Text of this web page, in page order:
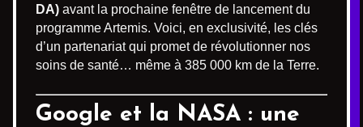
DA) avant la prochaine fenêtre de lancement du
programme Artemis. Voici, en exclusivité, les clés
d’un partenariat qui promet de révolutionner nos
soins de santé… même à 385 000 km de la Terre.
Google et la NASA : une